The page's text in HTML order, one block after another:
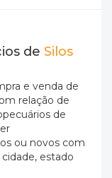
de Silos
e venda de
relação de
de
ou novos com
estado